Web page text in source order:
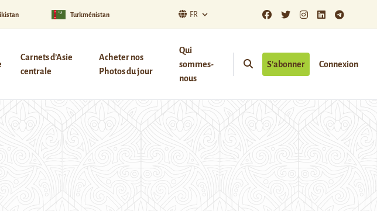
Turkménistan FR
Carnets d’Asie
centrale
Acheter nos
Photos du jour
Qui
sommes-
nous
S’abonner Connexion